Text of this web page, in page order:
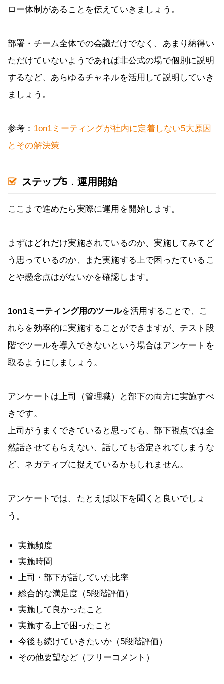
ロー体制があることを伝えていきましょう。
部署・チーム全体での会議だけでなく、あまり納得い
ただけていないようであれば非公式の場で個別に説明
するなど、あらゆるチャネルを活用して説明していき
ましょう。
参考： 1on1ミーティングが社内に定着しない5大原因
とその解決策
ステップ5．運用開始
ここまで進めたら実際に運用を開始します。
まずはどれだけ実施されているのか、実施してみてど
う思っているのか、また実施する上で困ったているこ
とや懸念点はがないかを確認します。
1on1ミーティング用のツールを活用することで、こ
れらを効率的に実施することができますが、テスト段
階でツールを導入できないという場合はアンケートを
取るようにしましょう。
アンケートは上司（管理職）と部下の両方に実施すべ
きです。
上司がうまくできていると思っても、部下視点では全
然話させてもらえない、話しても否定されてしまうな
ど、ネガティブに捉えているかもしれません。
アンケートでは、たとえば以下を聞くと良いでしょ
う。
実施頻度
実施時間
上司・部下が話していた比率
総合的な満足度（5段階評価）
実施して良かったこと
実施する上で困ったこと
今後も続けていきたいか（5段階評価）
その他要望など（フリーコメント）